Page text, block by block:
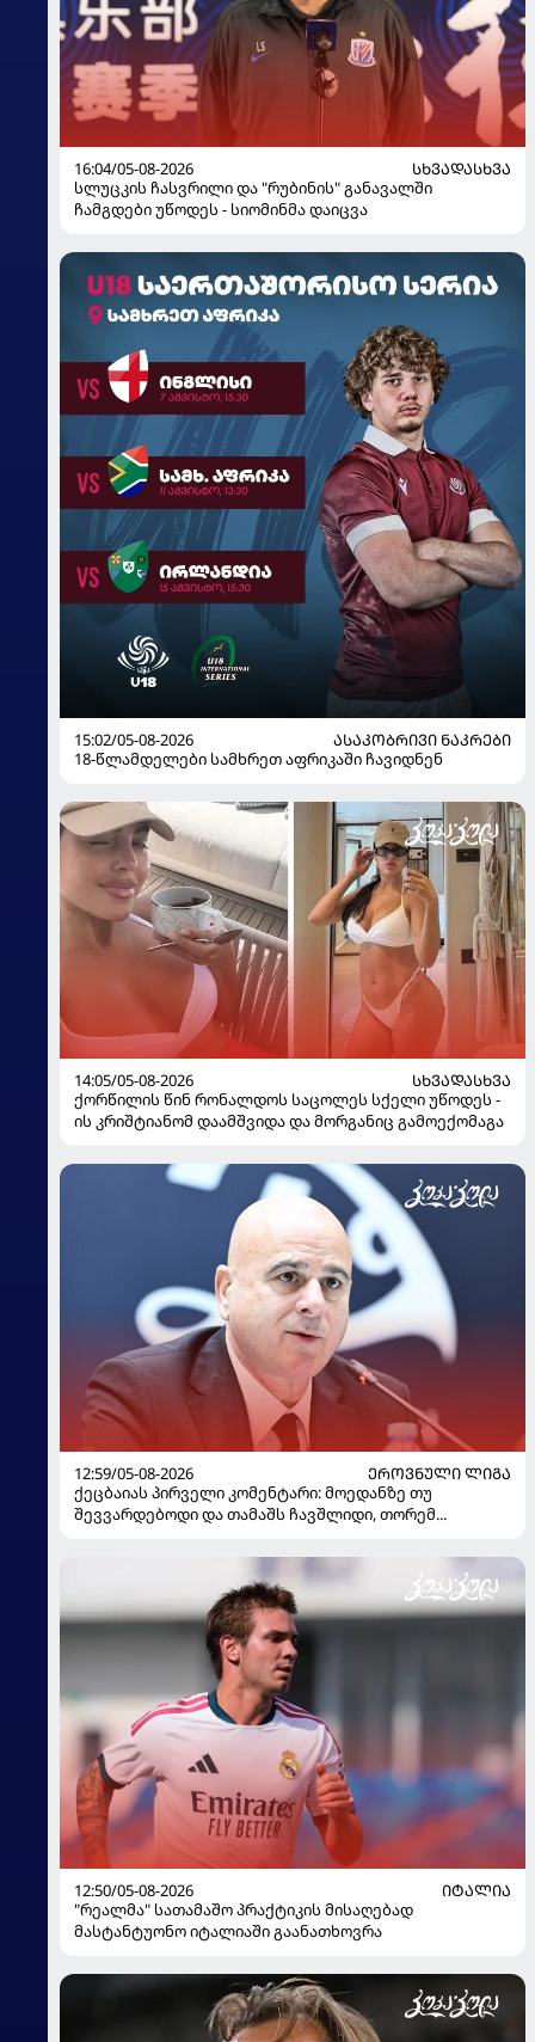
16:04/05-08-2026
ᲡᲮᲕᲐᲓᲐᲡᲮᲕᲐ
სლუცკის ჩასვრილი და "რუბინის" განავალში
ჩამგდები უწოდეს - სიომინმა დაიცვა
15:02/05-08-2026
ᲐᲡᲐᲙᲝᲑᲠᲘᲕᲘ ᲜᲐᲙᲠᲔᲑᲘ
18-წლამდელები სამხრეთ აფრიკაში ჩავიდნენ
14:05/05-08-2026
ᲡᲮᲕᲐᲓᲐᲡᲮᲕᲐ
ქორწილის წინ რონალდოს საცოლეს სქელი უწოდეს -
ის კრიშტიანომ დაამშვიდა და მორგანიც გამოექომაგა
12:59/05-08-2026
ᲔᲠᲝᲕᲜᲣᲚᲘ ᲚᲘᲒᲐ
ქეცბაიას პირველი კომენტარი: მოედანზე თუ
შევვარდებოდი და თამაშს ჩავშლიდი, თორემ...
12:50/05-08-2026
ᲘᲢᲐᲚᲘᲐ
"რეალმა" სათამაშო პრაქტიკის მისაღებად
მასტანტუონო იტალიაში გაანათხოვრა